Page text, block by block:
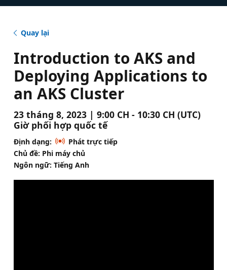
Quay lại
Introduction to AKS and
Deploying Applications to
an AKS Cluster
23 tháng 8, 2023 | 9:00 CH - 10:30 CH (UTC)
Giờ phối hợp quốc tế
Định dạng:
Phát trực tiếp
Chủ đề: Phi máy chủ
Ngôn ngữ: Tiếng Anh